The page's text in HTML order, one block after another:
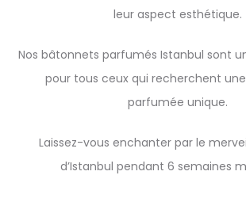
leur aspect esthétique.
Nos bâtonnets parfumés Istanbul sont
pour tous ceux qui recherchent
parfumée unique.
Laissez-vous enchanter par le
d’Istanbul pendant 6 semaines